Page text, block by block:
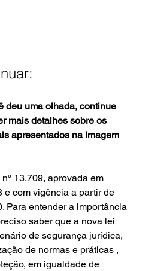
deu uma olhada, continue
mais detalhes sobre os
apresentados na imagem
13.709, aprovada em
e com vigência a partir de
Para entender a importância
saber que a nova lei
de segurança jurídica,
de normas e práticas ,
em igualdade de